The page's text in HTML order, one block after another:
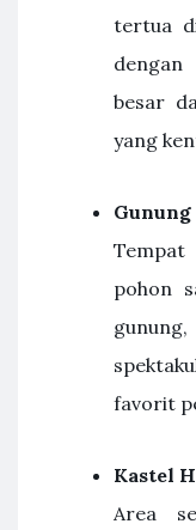
tertua
besar
yang
pohon
favorit
Kastel
Area